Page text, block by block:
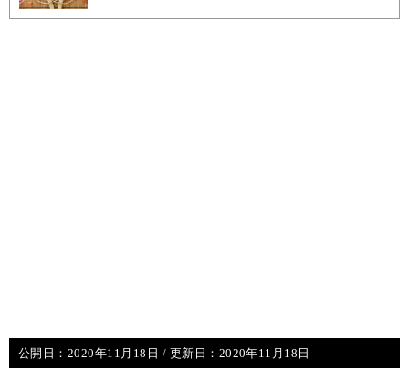
公開日： 2020年11月18日 / 更新日： 2020年11月18日